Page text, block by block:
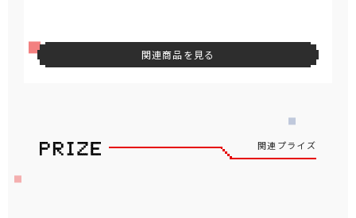
関連商品を見る
関連プライズ